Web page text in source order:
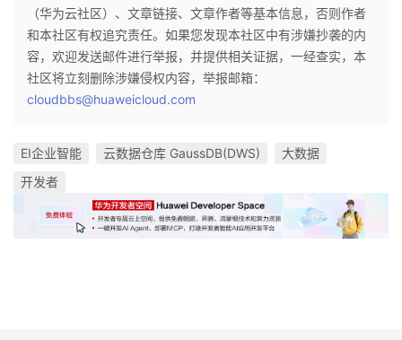
（华为云社区）、文章链接、文章作者等基本信息，否则作者
和本社区有权追究责任。如果您发现本社区中有涉嫌抄袭的内
容，欢迎发送邮件进行举报，并提供相关证据，一经查实，本
社区将立刻删除涉嫌侵权内容，举报邮箱：
cloudbbs@huaweicloud.com
EI企业智能 云数据仓库 GaussDB(DWS)
大数据
开发者